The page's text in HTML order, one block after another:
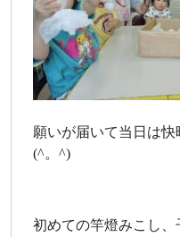
願いが届いて当日は
(^。^)
初めての竿燈みこし